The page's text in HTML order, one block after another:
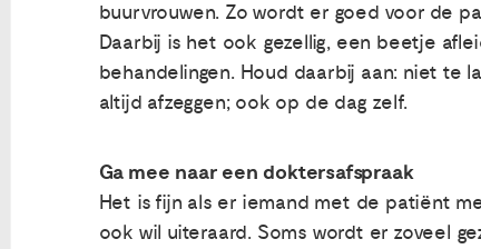
buurvrouwen. Zo wordt er goed voor de
Daarbij is het ook gezellig, een beetje
behandelingen. Houd daarbij aan: niet te
altijd afzeggen; ook op de dag zelf.
Ga mee naar een doktersafspraak
Het is fijn als er iemand met de patiënt
ook wil uiteraard. Soms wordt er zoveel